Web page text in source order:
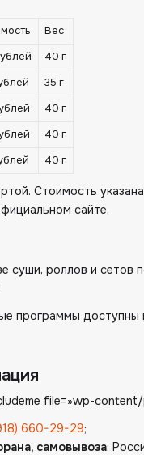
Вес
40 г
35 г
40 г
40 г
40 г
Стоимость
сайте.
суши, роллов и
программы
file=»wp-
660-29-29;
самовывоза: